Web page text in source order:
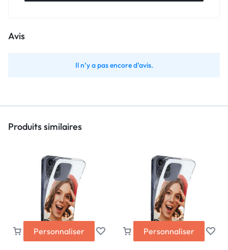
Avis
Il n’y a pas encore d’avis.
Produits similaires
Personnaliser Personnaliser